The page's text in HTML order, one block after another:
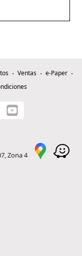
Ventas
e-Paper
Zona 4